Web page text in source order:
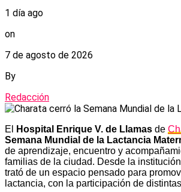
1 día ago
on
7 de agosto de 2026
By
Redacción
El Hospital Enrique V. de Llamas de
Semana Mundial de la Lactancia
de aprendizaje, encuentro y
familias de la ciudad. Desde la
trató de un espacio pensado para
lactancia, con la participación de